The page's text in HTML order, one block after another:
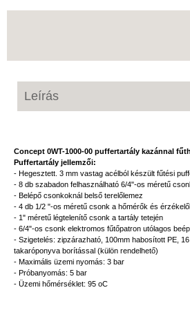
Leírás
Concept 0WT-1000-00 puffertartály kazánnal
Puffertartály jellemzői:
- Hegesztett. 3 mm vastag acélból készült fűtési
- 8 db szabadon felhasználható 6/4"-os méretű
- Belépő csonkoknál belső terelőlemez
- 4 db 1/2 "-os méretű csonk a hőmérők és
- 1" méretű légtelenítő csonk a tartály tetején
- 6/4"-os csonk elektromos fűtőpatron utólagos
- Szigetelés: zipzárazható, 100mm habosított PE,
takaróponyva borítással (külön rendelhető)
- Maximális üzemi nyomás: 3 bar
- Próbanyomás: 5 bar
- Üzemi hőmérséklet: 95 oC